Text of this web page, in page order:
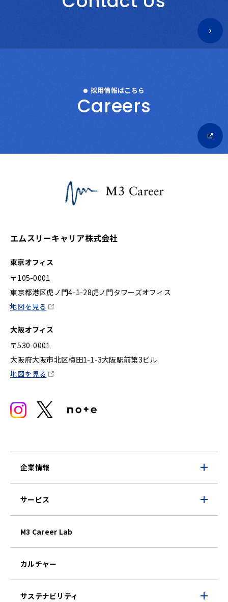
採用情報はこちら
Careers
エムスリーキャリア株式会社
東京オフィス
〒105-0001
東京都港区虎ノ門4-1-28虎ノ門タワーズオフィス
地図を見る
大阪オフィス
〒530-0001
大阪府大阪市北区梅田1-1-3大阪駅前第3ビル
地図を見る
企業情報
サービス
M3 Career Lab
カルチャー
サステナビリティ